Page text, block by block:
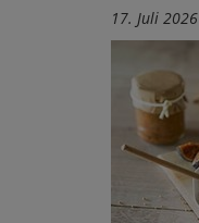
17. Juli 2026